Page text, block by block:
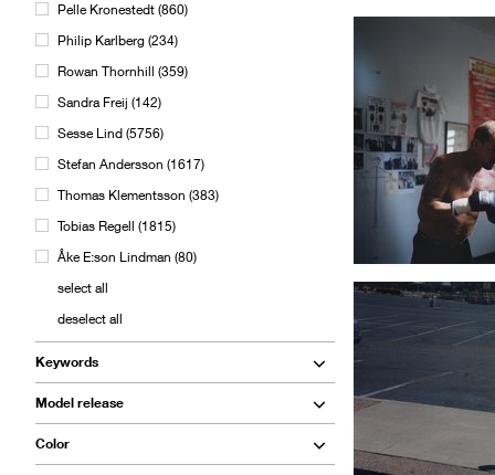
Pelle Kronestedt (860)
Philip Karlberg (234)
Rowan Thornhill (359)
Sandra Freij (142)
Sesse Lind (5756)
Stefan Andersson (1617)
Thomas Klementsson (383)
Tobias Regell (1815)
Åke E:son Lindman (80)
select all
deselect all
Keywords
Model release
Color